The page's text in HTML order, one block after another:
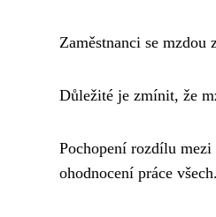
Zaměstnanci se
Důležité je zmínit, že
Pochopení rozdílu
ohodnocení práce všech.